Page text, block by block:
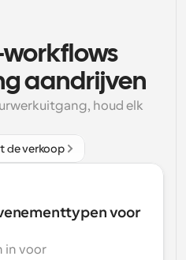
met AI-gestuurde
herinneringen
laatste nieuws en updates
enkele minuten
met meerdere mensen
workflows
aandrijven
houd elk
de verkoop
voor
in voor